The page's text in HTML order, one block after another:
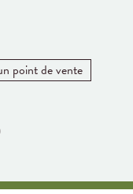
point de vente